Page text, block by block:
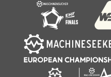
Okuma Multus U4000